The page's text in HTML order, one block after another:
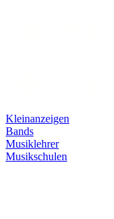
Kleinanzeigen
Bands
Musiklehrer
Musikschulen